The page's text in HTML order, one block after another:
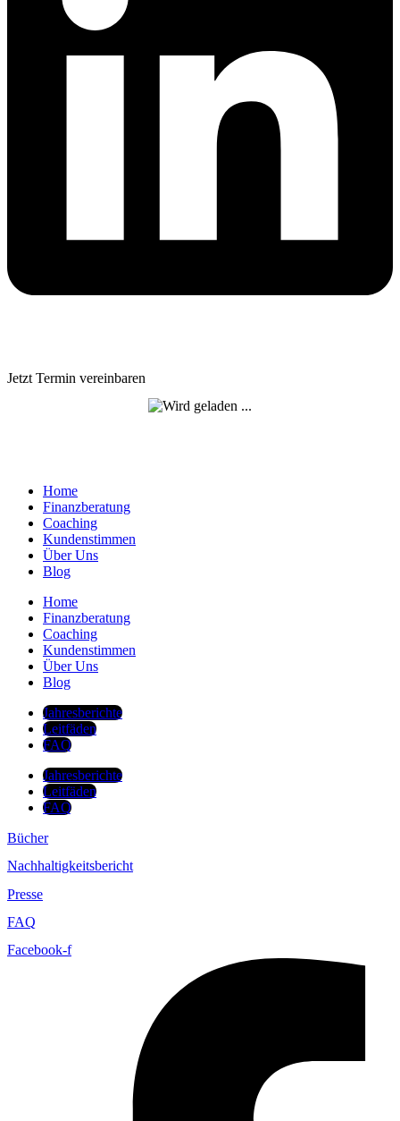
Jetzt Termin vereinbaren
Home
Finanzberatung
Coaching
Kundenstimmen
Über Uns
Blog
Home
Finanzberatung
Coaching
Kundenstimmen
Über Uns
Blog
Jahresberichte
Leitfäden
FAQ
Jahresberichte
Leitfäden
FAQ
Bücher
Nachhaltigkeitsbericht
Presse
FAQ
Facebook-f